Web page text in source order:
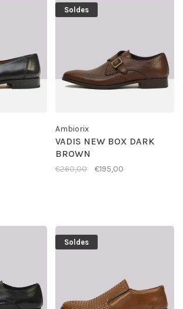
Soldes
Ambiorix
VADIS NEW BOX DARK
BROWN
€260,00 €195,00
Soldes